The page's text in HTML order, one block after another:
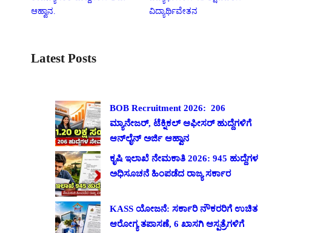
ಆಹ್ವಾನ.
ವಿದ್ಯಾರ್ಥಿವೇತನ
Latest Posts
BOB Recruitment 2026: 206
ಮ್ಯಾನೇಜರ್, ಟೆಕ್ನಿಕಲ್ ಆಫೀಸರ್ ಹುದ್ದೆಗಳಿಗೆ
ಆನ್‌ಲೈನ್ ಅರ್ಜಿ ಆಹ್ವಾನ
ಕೃಷಿ ಇಲಾಖೆ ನೇಮಕಾತಿ 2026: 945 ಹುದ್ದೆಗಳ
ಅಧಿಸೂಚನೆ ಹಿಂಪಡೆದ ರಾಜ್ಯ ಸರ್ಕಾರ
KASS ಯೋಜನೆ: ಸರ್ಕಾರಿ ನೌಕರರಿಗೆ ಉಚಿತ
ಆರೋಗ್ಯ ತಪಾಸಣೆ, 6 ಖಾಸಗಿ ಆಸ್ಪತ್ರೆಗಳಿಗೆ